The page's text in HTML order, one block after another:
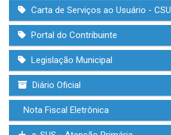
Carta de Serviços ao Usuário - CSU
Portal do Contribuinte
Legislação Municipal
Diário Oficial
Nota Fiscal Eletrônica